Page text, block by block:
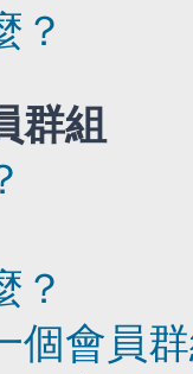
？
群組
？
個會員